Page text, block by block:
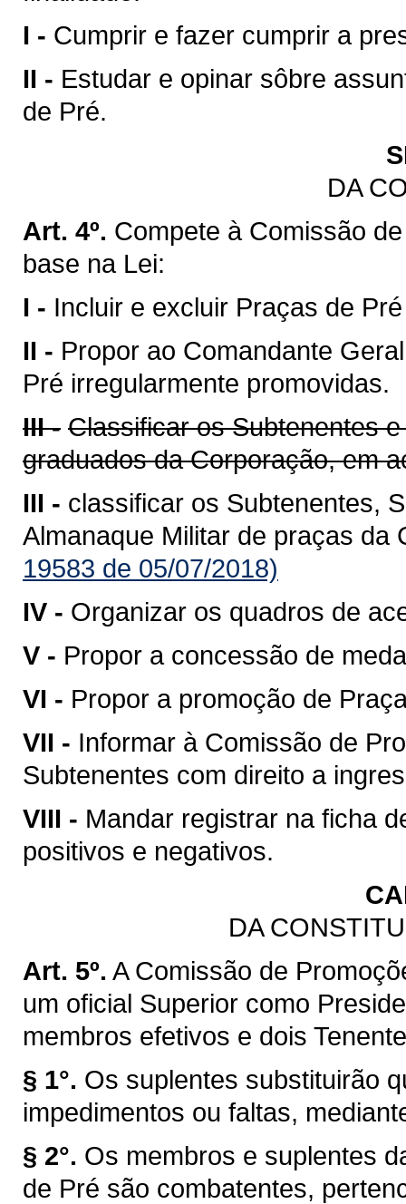
I - Cumprir e fazer cumprir a
II - Estudar e opinar sôbre
de Pré.
DA
Art. 4º. Compete à Comissão
base na Lei:
I - Incluir e excluir Praças de
II - Propor ao Comandante
Pré irregularmente promovidas.
III - Classificar os Subtenentes
graduados da Corporação, em
III - classificar os Subtenentes,
Almanaque Militar de praças da
19583 de 05/07/2018)
IV - Organizar os quadros de
V - Propor a concessão de
VI - Propor a promoção de
VII - Informar à Comissão de
Subtenentes com direito a
VIII - Mandar registrar na ficha
positivos e negativos.
DA
Art. 5º. A Comissão de
um oficial Superior como
membros efetivos e dois
§ 1°. Os suplentes substituirão
impedimentos ou faltas,
§ 2°. Os membros e suplentes
de Pré são combatentes,